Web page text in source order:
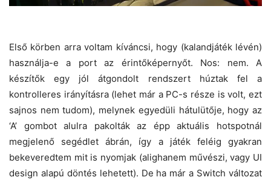
Első körben arra voltam kíváncsi, hogy (kalandjáték lévén)
használja-e a port az érintőképernyőt. Nos: nem. A
készítők egy jól átgondolt rendszert húztak fel a
kontrolleres irányításra (lehet már a PC-s része is volt, ezt
sajnos nem tudom), melynek egyedüli hátulütője, hogy az
‘A’ gombot alulra pakolták az épp aktuális hotspotnál
megjelenő segédlet ábrán, így a játék feléig gyakran
bekeveredtem mit is nyomjak (alighanem művészi, vagy UI
design alapú döntés lehetett). De ha már a Switch változat